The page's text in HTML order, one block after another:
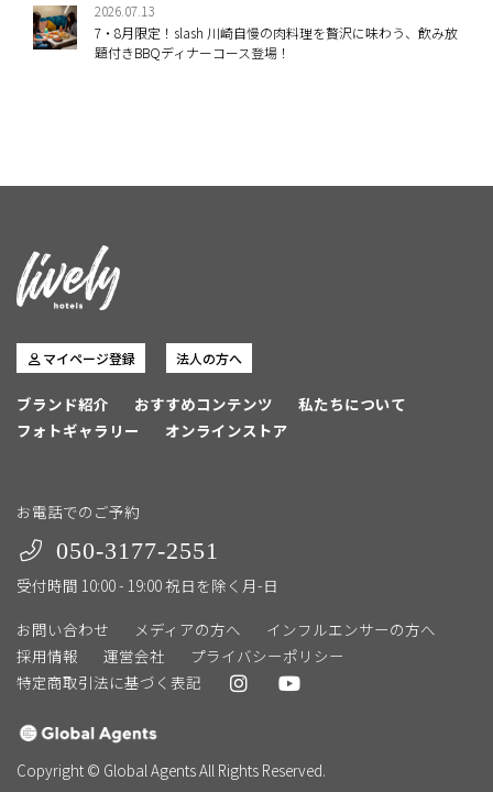
2026.07.13
7・8月限定！slash 川崎自慢の肉料理を贅沢に味わう、飲み放
題付きBBQディナーコース登場！
マイページ登録 法人の方へ
ブランド紹介 おすすめコンテンツ
私たちについて
フォトギャラリー
オンラインストア
お電話でのご予約
050-3177-2551
受付時間 10:00 - 19:00 祝日を除く月-日
お問い合わせ
メディアの方へ
インフルエンサーの方へ
採用情報
運営会社
プライバシーポリシー
特定商取引法に基づく表記
Copyright © Global Agents All Rights Reserved.